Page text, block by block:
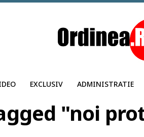
EXCLUSIV ADMINISTRATIE
"noi